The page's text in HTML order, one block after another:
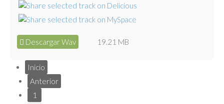
Descargar Wav 19.21 MB
Inicio
Anterior
1